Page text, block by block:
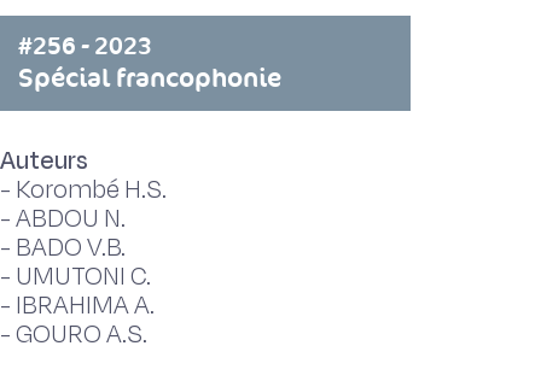
#256 - 2023
Spécial francophonie
Auteurs
- Korombé H.S.
-ABDOU N.
- BADO V.B.
- UMUTONI C.
- IBRAHIMA A.
-GOURO A.S.